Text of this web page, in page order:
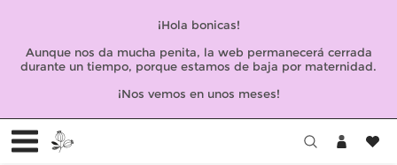
¡Hola bonicas!
Aunque nos da mucha penita, la web permanecerá cerrada
durante un tiempo, porque estamos de baja por maternidad.
¡Nos vemos en unos meses!